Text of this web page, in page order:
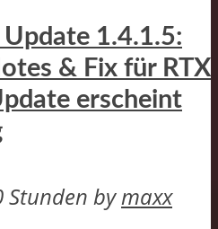
1.4.1.5:
& Fix für RTX
erscheint
Stunden bymaxx